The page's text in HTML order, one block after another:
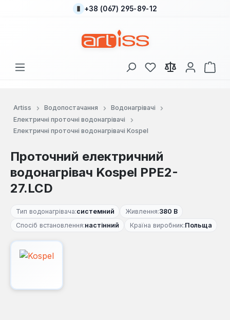
Перейти до основного вмісту
+38 (067) 295-89-12
У вас є 0 у списку
Artiss Водопостачання
Водонагрівачі
Електричні проточні водонагрівачі
Електричні проточні водонагрівачі Kospel
Проточний електричний
водонагрівач Kospel PPE2-
27.LCD
Тип водонагрівача:системний Живлення:380 В
Спосіб встановлення:настінний Країна виробник:Польща